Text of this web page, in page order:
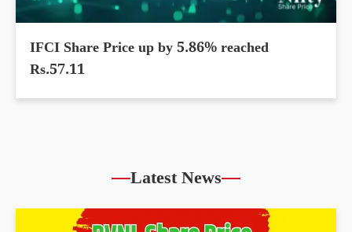
IFCI Share Price up by 5.86% reached
Rs.57.11
Latest News